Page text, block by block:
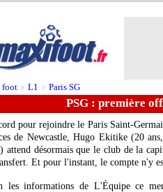
foot > L1 > Paris SG
PSG : première
pour rejoindre le Paris Saint-
de Newcastle, Hugo Ekitike (20
attend désormais que le club de la
Et pour l'instant, le compte n'y
les informations de L'Équipe ce